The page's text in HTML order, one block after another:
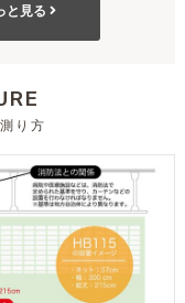
と見る
り方